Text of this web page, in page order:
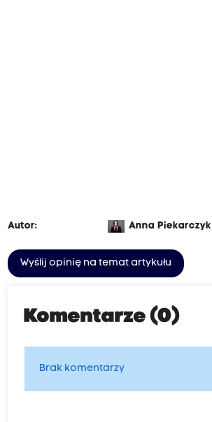
Autor: Anna Piekarczyk
Wyślij opinię na temat artykułu
Komentarze (0)
Brak komentarzy